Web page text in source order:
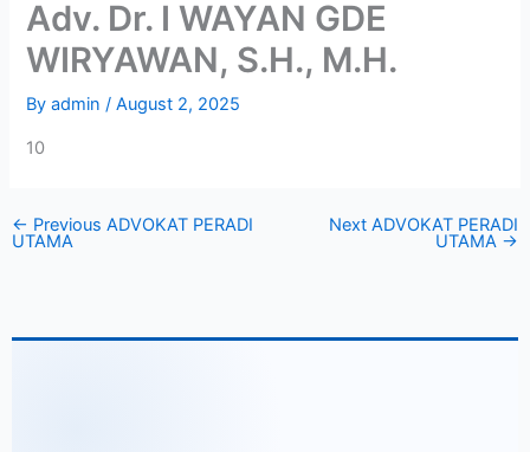
Adv. Dr. I WAYAN GDE
WIRYAWAN, S.H., M.H.
Byadmin/August 2, 2025
10
← Previous ADVOKAT PERADI
UTAMA
Next ADVOKAT PERADI
UTAMA →